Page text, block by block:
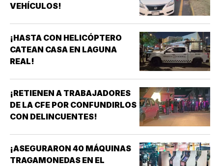
VEHÍCULOS!
¡HASTA CON HELICÓPTERO
CATEAN CASA EN LAGUNA
REAL!
¡RETIENEN A TRABAJADORES
DE LA CFE POR CONFUNDIRLOS
CON DELINCUENTES!
¡ASEGURARON 40 MÁQUINAS
TRAGAMONEDAS EN EL